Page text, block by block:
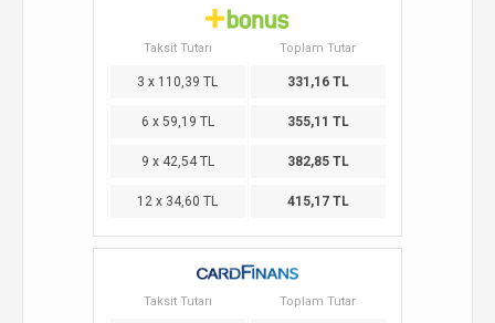
Taksit Tutarı Toplam Tutar
3 x 110,39 TL 331,16 TL
6 x 59,19 TL 355,11 TL
9 x 42,54 TL 382,85 TL
12 x 34,60 TL 415,17 TL
Taksit Tutarı Toplam Tutar